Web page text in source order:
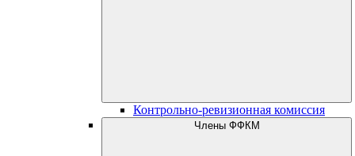
Контрольно-ревизионная комиссия
Члены ФФКМ